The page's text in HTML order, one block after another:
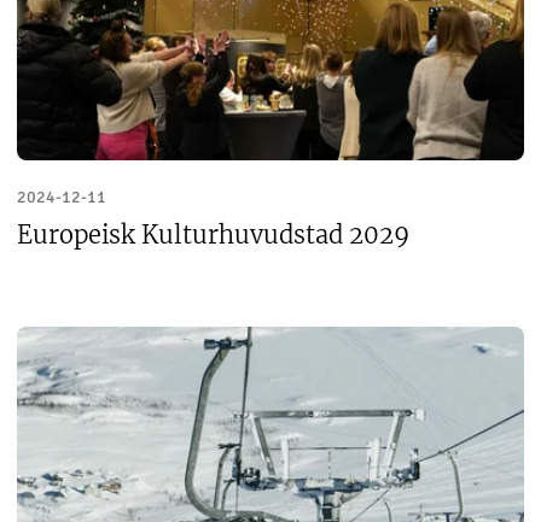
2024-12-11
Europeisk Kulturhuvudstad 2029